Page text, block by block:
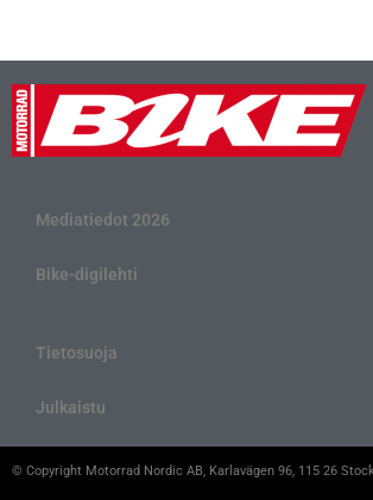
Mediatiedot 2026
Bike-digilehti
Tietosuoja
Julkaistu
© Copyright Motorrad Nordic AB, Karlavägen 96, 115 26